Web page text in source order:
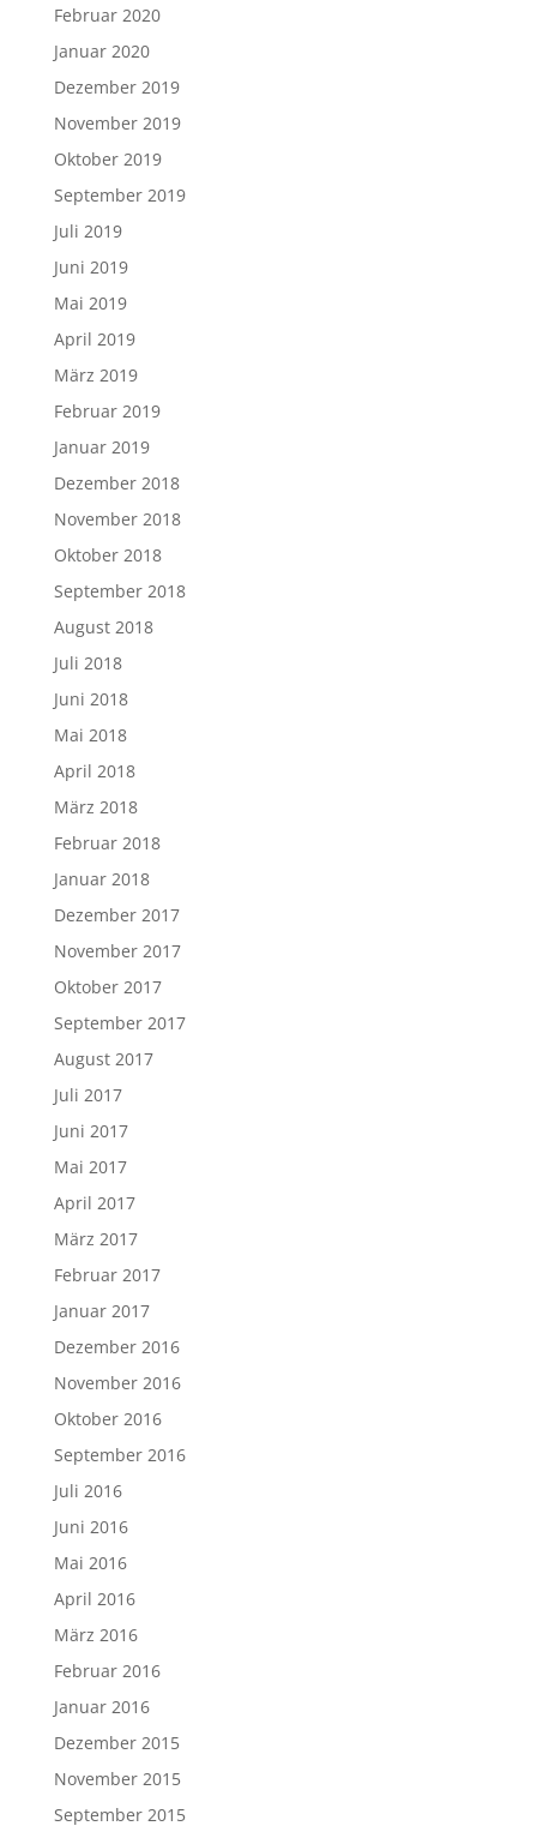
Februar 2020
Januar 2020
Dezember 2019
November 2019
Oktober 2019
September 2019
Juli 2019
Juni 2019
Mai 2019
April 2019
März 2019
Februar 2019
Januar 2019
Dezember 2018
November 2018
Oktober 2018
September 2018
August 2018
Juli 2018
Juni 2018
Mai 2018
April 2018
März 2018
Februar 2018
Januar 2018
Dezember 2017
November 2017
Oktober 2017
September 2017
August 2017
Juli 2017
Juni 2017
Mai 2017
April 2017
März 2017
Februar 2017
Januar 2017
Dezember 2016
November 2016
Oktober 2016
September 2016
Juli 2016
Juni 2016
Mai 2016
April 2016
März 2016
Februar 2016
Januar 2016
Dezember 2015
November 2015
September 2015